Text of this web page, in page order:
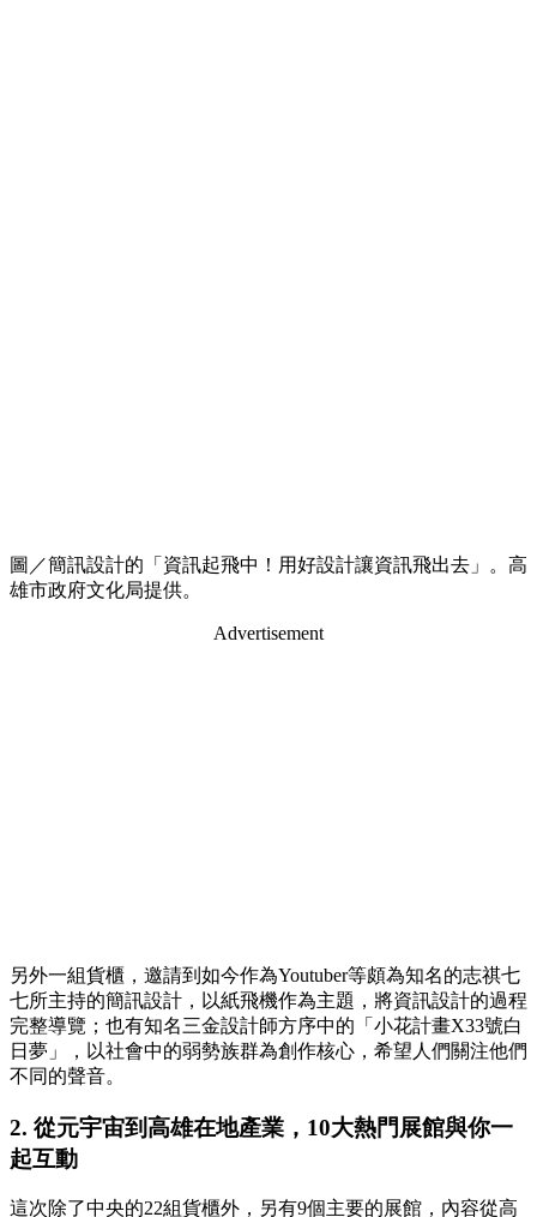
圖／簡訊設計的「資訊起飛中！用好設計讓資訊飛出去」。高
雄市政府文化局提供。
Advertisement
另外一組貨櫃，邀請到如今作為Youtuber等頗為知名的志祺七
七所主持的簡訊設計，以紙飛機作為主題，將資訊設計的過程
完整導覽；也有知名三金設計師方序中的「小花計畫X33號白
日夢」，以社會中的弱勢族群為創作核心，希望人們關注他們
不同的聲音。
2. 從元宇宙到高雄在地產業，10大熱門展館與你一
起互動
這次除了中央的22組貨櫃外，另有9個主要的展館，內容從高